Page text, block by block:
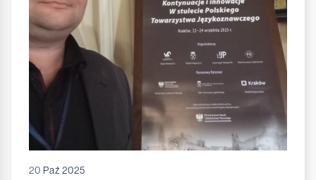
20 Paź 2025